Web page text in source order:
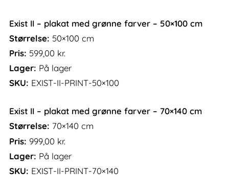
Exist II – plakat med grønne farver – 50×100 cm
Størrelse: 50×100 cm
Pris: 599,00 kr.
Lager: På lager
SKU: EXIST-II-PRINT-50×100
Exist II – plakat med grønne farver – 70×140 cm
Størrelse: 70×140 cm
Pris: 999,00 kr.
Lager: På lager
SKU: EXIST-II-PRINT-70×140